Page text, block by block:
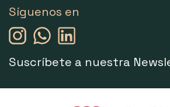
Síguenos en
Suscríbete a nuestra